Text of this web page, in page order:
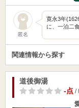
匿名
寛永3年
に、一泊二
関連情報から探す
道後御湯
-点/